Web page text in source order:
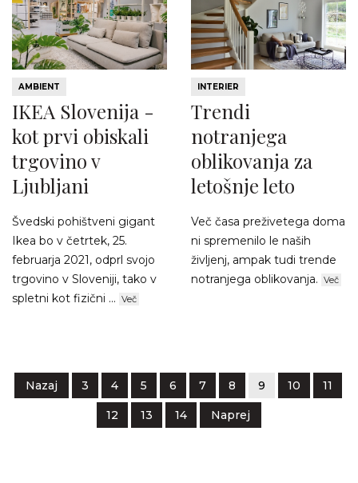
AMBIENT
IKEA Slovenija -
kot prvi obiskali
trgovino v
Ljubljani
Švedski pohištveni gigant
Ikea bo v četrtek, 25.
februarja 2021, odprl svojo
trgovino v Sloveniji, tako v
spletni kot fizični ... Več
INTERIER
Trendi
notranjega
oblikovanja za
letošnje leto
Več časa preživetega doma
ni spremenilo le naših
življenj, ampak tudi trende
notranjega oblikovanja. Več
Nazaj 3 4 5 6 7 8 9 10 11
12 13 14 Naprej